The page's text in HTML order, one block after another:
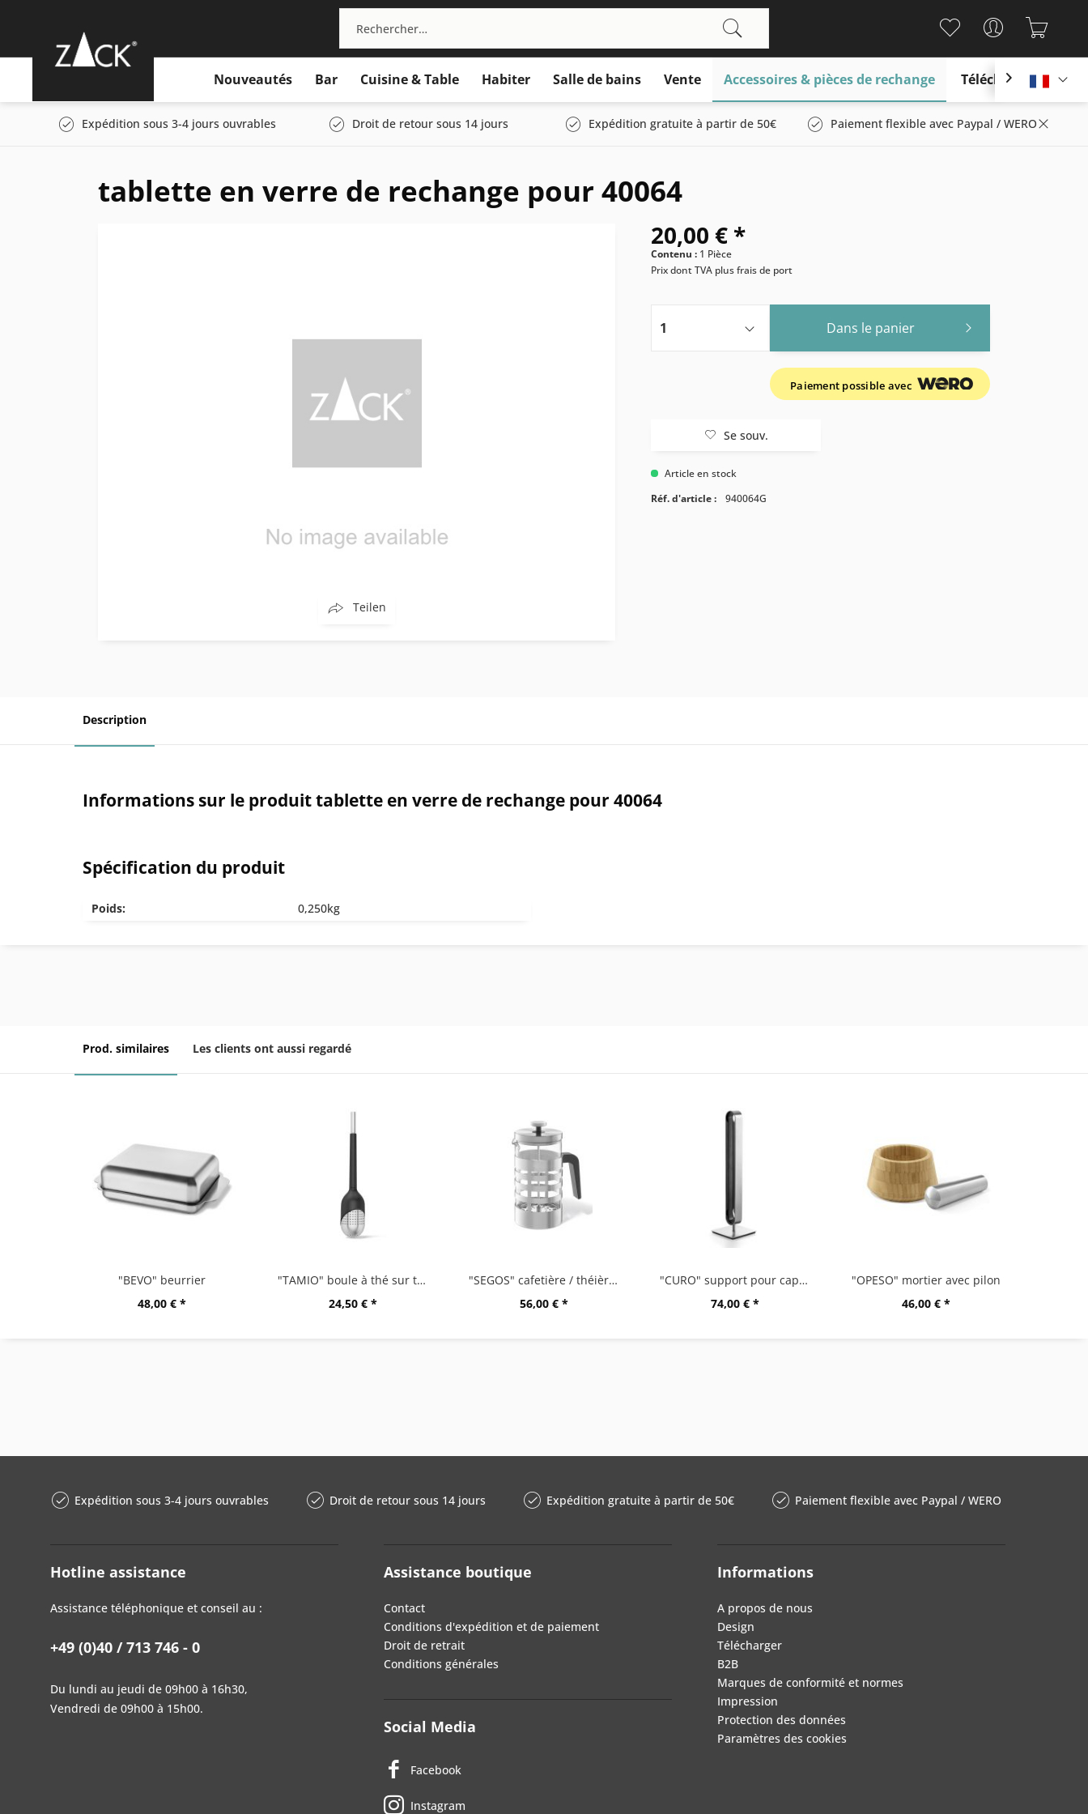
Nouveautés Bar Cuisine & Table Habiter Salle de bains Vente Accessoires & pièces de rechange Télécharger

Expédition sous 3-4 jours ouvrables Droit de retour sous 14 jours Expédition gratuite à partir de 50€ Paiement flexible avec Paypal / WERO
tablette en verre de rechange pour 40064
Teilen
20,00 € *
Contenu : 1 Pièce
Prix dont TVA plus frais de port
Dans le panier
Paiement possible avec
Se souv.
Article en stock
Réf. d'article :
940064G
Description
Informations sur le produit tablette en verre de rechange pour 40064
Spécification du produit
Poids: 0,250kg
Prod. similaires Les clients ont aussi regardé
"BEVO" beurrier
48,00 € *
"TAMIO" boule à thé sur tige
24,50 € *
"SEGOS" cafetière / théièreà piston
56,00 € *
"CURO" support pour capsules
74,00 € *
"OPESO" mortier avec pilon
46,00 € *
Expédition sous 3-4 jours ouvrables Droit de retour sous 14 jours Expédition gratuite à partir de 50€ Paiement flexible avec Paypal / WERO
Hotline assistance
Assistance téléphonique et conseil au :
+49 (0)40 / 713 746 - 0
Du lundi au jeudi de 09h00 à 16h30,
Vendredi de 09h00 à 15h00.
Assistance boutique
Contact
Conditions d'expédition et de paiement
Droit de retrait
Conditions générales
Social Media
Facebook
Instagram
Informations
A propos de nous
Design
Télécharger
B2B
Marques de conformité et normes
Impression
Protection des données
Paramètres des cookies